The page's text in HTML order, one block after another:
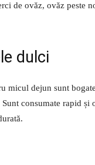
de ovăz, ovăz peste
dulci
micul dejun sunt
consumate rapid și